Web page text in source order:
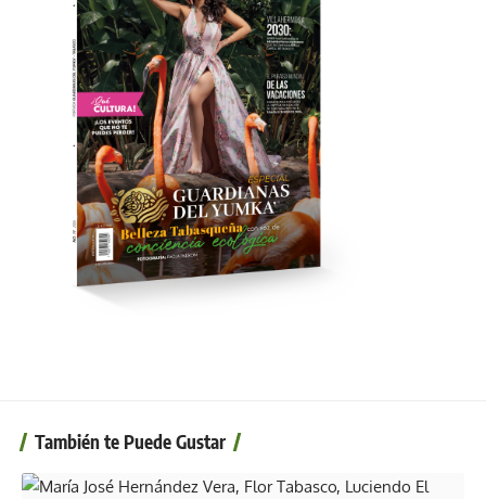
También te Puede Gustar